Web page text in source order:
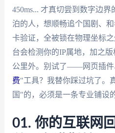
450ms... 才真切尝到数字边
泊的人，想顺畅追个国剧、
卡验证，全被锁在物理坐标
台会检测你的IP属地，加之
公里外。别试了——网页插件
费"工具？我替你踩过坑了。
国"的，必须是一条专业铺设
01. 你的互联网